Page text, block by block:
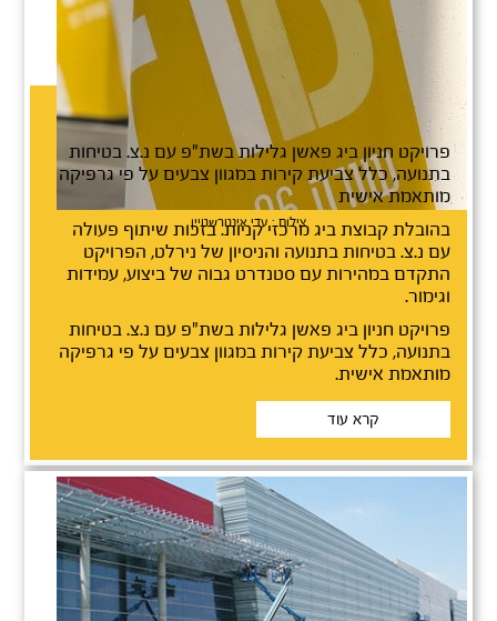
צילום : עדי אינטרשטיין
צביעת חניון ביג גלילות החדש
פרויקט חניון ביג פאשן גלילות בשת"פ עם נ.צ. בטיחות
בתנועה, כלל צביעת קירות במגוון צבעים על פי גרפיקה
מותאמת אישית
בהובלת קבוצת ביג מרכזי קניות. בזכות שיתוף פעולה
עם נ.צ. בטיחות בתנועה והניסיון של נירלט, הפרויקט
התקדם במהירות עם סטנדרט גבוה של ביצוע, עמידות
וגימור.
פרויקט חניון ביג פאשן גלילות בשת"פ עם נ.צ. בטיחות
בתנועה, כלל צביעת קירות במגוון צבעים על פי גרפיקה
מותאמת אישית.
קרא עוד